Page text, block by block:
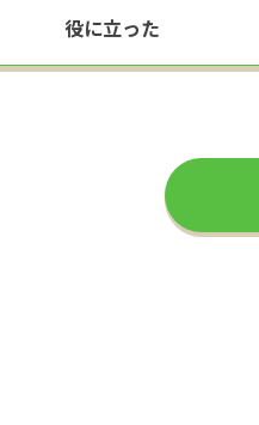
役に立った